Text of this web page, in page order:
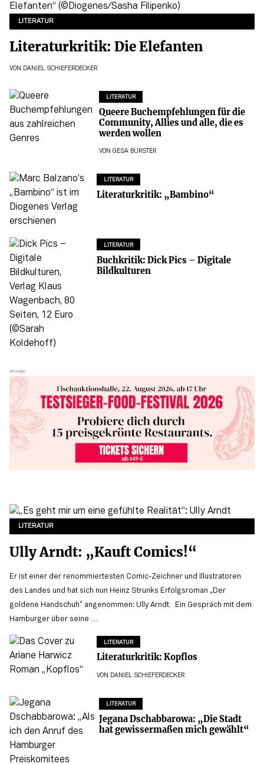
LITERATUR
Literaturkritik: Die Elefanten
VON DANIEL SCHIEFERDECKER
LITERATUR
Queere Buchempfehlungen für die
Community, Allies und alle, die es
werden wollen
VON GESA BÜRSTER
LITERATUR
Literaturkritik: „Bambino“
LITERATUR
Buchkritik: Dick Pics – Digitale
Bildkulturen
LITERATUR
Ully Arndt: „Kauft Comics!“
Er ist einer der renommiertesten Comic-Zeichner und Illustratoren
des Landes und hat sich nun Heinz Strunks Erfolgsroman „Der
goldene Handschuh“ angenommen: Ully Arndt. Ein Gespräch mit dem
Hamburger über seine …
LITERATUR
Literaturkritik: Kopflos
VON DANIEL SCHIEFERDECKER
LITERATUR
Jegana Dschabbarowa: „Die Stadt
hat gewissermaßen mich gewählt“